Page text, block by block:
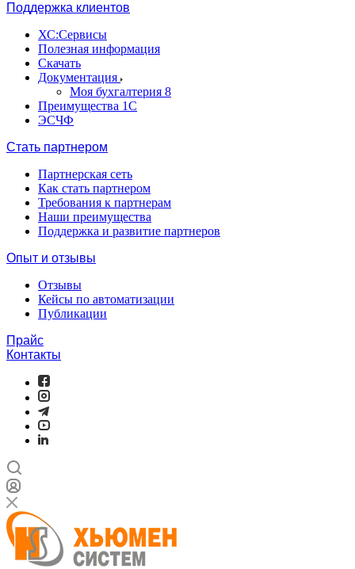
Поддержка клиентов
ХС:Сервисы
Полезная информация
Скачать
Документация
Моя бухгалтерия 8
Преимущества 1С
ЭСЧФ
Стать партнером
Партнерская сеть
Как стать партнером
Требования к партнерам
Наши преимущества
Поддержка и развитие партнеров
Опыт и отзывы
Отзывы
Кейсы по автоматизации
Публикации
Прайс
Контакты